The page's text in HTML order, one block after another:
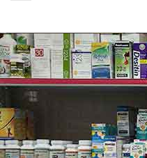
thân… củaBath Body